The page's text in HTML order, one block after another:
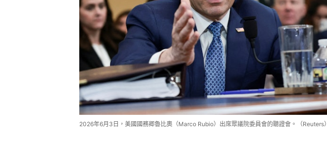
2026年6月3日，美國國務卿魯比奧（Marco Rubio）出席眾議院委員會的聽證會。（Reuters）